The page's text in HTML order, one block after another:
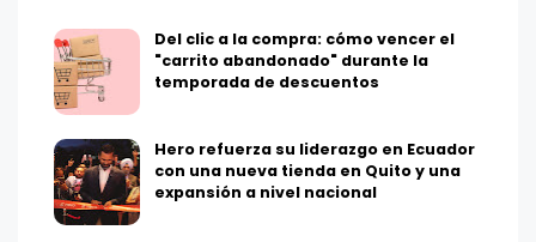
Del clic a la compra: cómo vencer el
"carrito abandonado" durante la
temporada de descuentos
Hero refuerza su liderazgo en Ecuador
con una nueva tienda en Quito y una
expansión a nivel nacional